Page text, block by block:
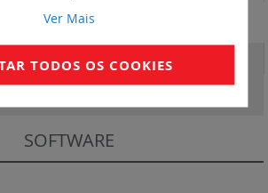
SOFTWARE
Ver Mais
TODOS OS COOKIES